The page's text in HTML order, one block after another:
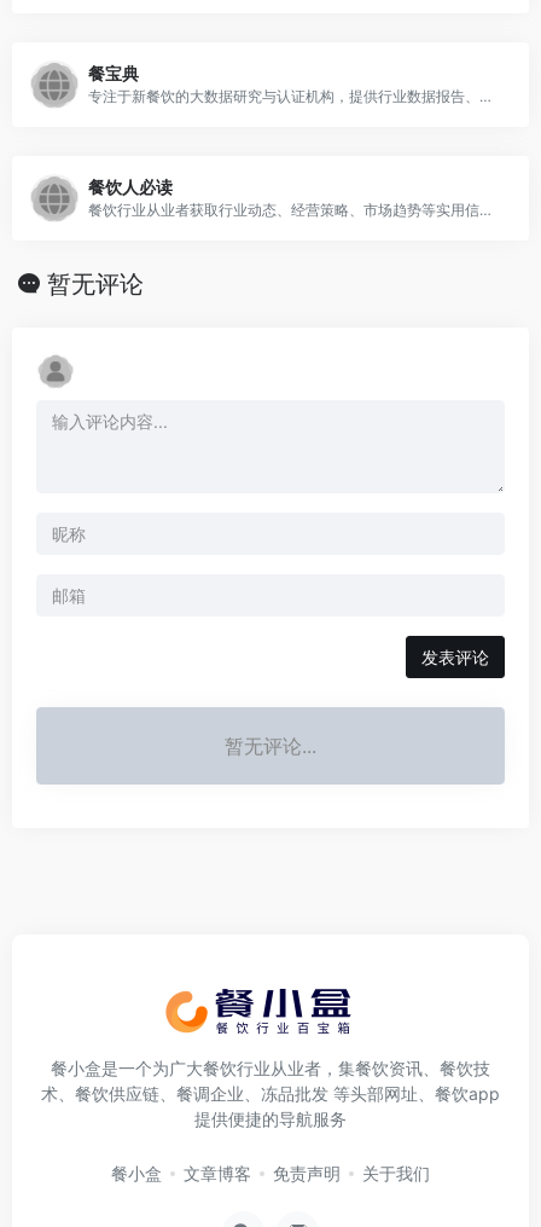
餐宝典
专注于新餐饮的大数据研究与认证机构，提供行业数据报告、市场分析、品牌认证等服务，帮助餐饮企业更好地了解市场动态和提升品牌影响力.
餐饮人必读
餐饮行业从业者获取行业动态、经营策略、市场趋势等实用信息的优质平台
暂无评论
发表评论
暂无评论...
餐小盒是一个为广大餐饮行业从业者，集餐饮资讯、餐饮技
术、餐饮供应链、餐调企业、冻品批发 等头部网址、餐饮app
提供便捷的导航服务
餐小盒 文章博客 免责声明 关于我们